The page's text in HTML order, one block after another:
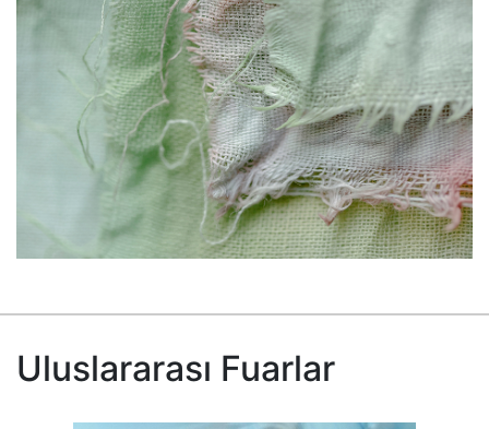
Uluslararası Fuarlar